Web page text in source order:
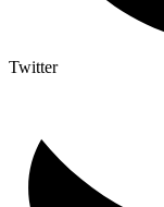
Twitter